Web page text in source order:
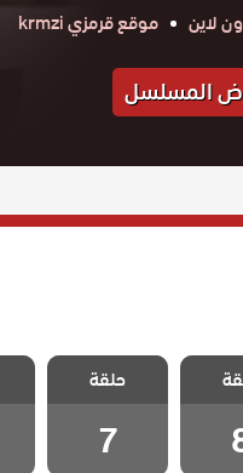
لاين موقع قرمزي krmzi
المسلسل
مسلسل اثارنا
في الفاتيكان
الحلقة 7
حلقة
7